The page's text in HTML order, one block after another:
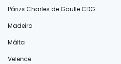
Párizs Charles de Gaulle CDG
Madeira
Málta
Velence